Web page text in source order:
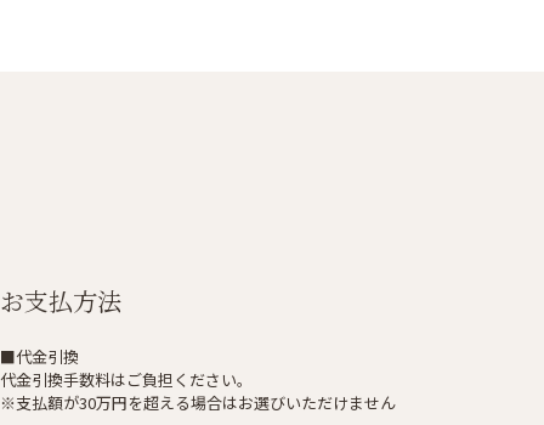
お支払方法
■代金引換
代金引換手数料はご負担ください。
※支払額が30万円を超える場合はお選びいただけません